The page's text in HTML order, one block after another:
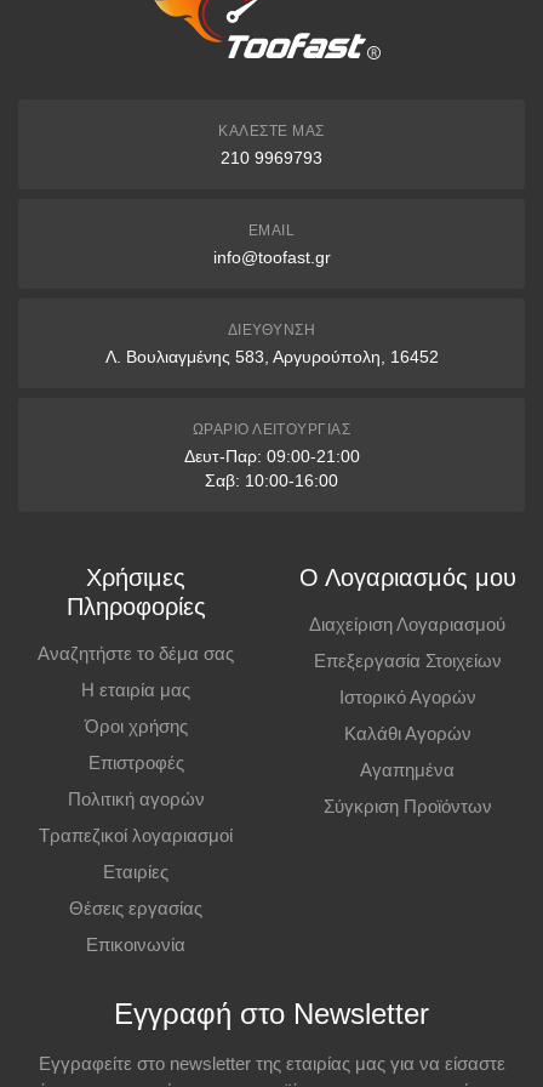
3 δόσεις: άνω των 200€
9 δόσεις: άνω των 1000€
12 δόσεις: άνω των 1500€
* Διαθέσιμες μόνο με πιστωτικές κάρτες VISA & Mastercard
Παραλαβή από Κατάστημα
διαφορετικά η παραγγελία ακυρώνεται.
Επιπλέον Πληροφορίες
Οι τιμές ισχύουν και για αγορές από το φυσικό κατάστημα.
ΚΑΛΈΣΤΕ ΜΑΣ
210 9969793
EMAIL
info@toofast.gr
ΔΙΕΎΘΥΝΣΗ
Λ. Βουλιαγμένης 583, Αργυρούπολη, 16452
ΩΡΆΡΙΟ ΛΕΙΤΟΥΡΓΊΑΣ
Δευτ-Παρ: 09:00-21:00
Σαβ: 10:00-16:00
Χρήσιμες
Πληροφορίες
Αναζητήστε το δέμα σας
Η εταιρία μας
Όροι χρήσης
Επιστροφές
Πολιτική αγορών
Τραπεζικοί λογαριασμοί
Εταιρίες
Θέσεις εργασίας
Επικοινωνία
Ο Λογαριασμός μου
Διαχείριση Λογαριασμού
Επεξεργασία Στοιχείων
Ιστορικό Αγορών
Καλάθι Αγορών
Αγαπημένα
Σύγκριση Προϊόντων
Εγγραφή στο Newsletter
Εγγραφείτε στο newsletter της εταιρίας μας για να είσαστε